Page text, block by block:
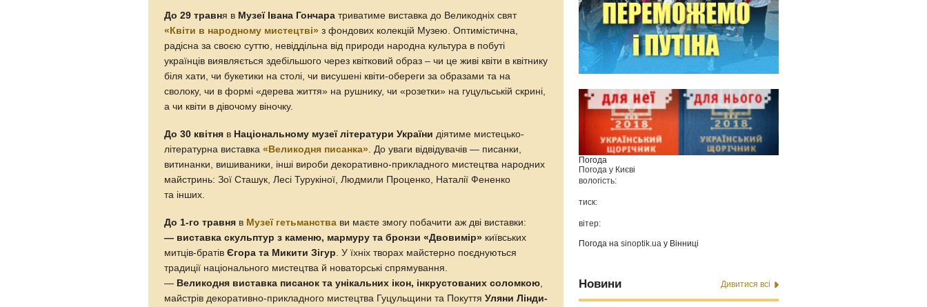
До 29 травня в Музеї Івана Гончара триватиме виставка до Великодніх свят
«Квіти в народному мистецтві» з фондових колекцій Музею. Оптимістична,
радісна за своєю суттю, невіддільна від природи народна культура в побуті
українців виявляється здебільшого через квітковий образ – чи це живі квіти в квітнику
біля хати, чи букетики на столі, чи висушені квіти-обереги за образами та на
сволоку, чи в формі «дерева життя» на рушнику, чи «розетки» на гуцульській скрині,
а чи квіти в дівочому віночку.
До 30 квітня в Національному музеї літератури України діятиме мистецько-
літературна виставка«Великодня писанка» . До уваги відвідувачів — писанки,
витинанки, вишиваники, інші вироби декоративно-прикладного мистецтва народних
майстринь: Зої Сташук, Лесі Турукіної, Людмили Проценко, Наталії Фененко
та інших.
До 1-го травня в Музеї гетьманства ви маєте змогу побачити аж дві виставки:
— виставка скульптур з каменю, мармуру та бронзи «Двовимір» київських
митців-братівЄгора та Микити Зігур . У їхніх творах майстерно поєднуються
традиції національного мистецтва й новаторські спрямування.
— Великодня виставка писанок та унікальних ікон, інкрустованих соломкою
майстрів декоративно-прикладного мистецтва Гуцульщини та ПокуттяУляни Лінди-
Погода
Погода у Києві
вологість:
тиск:
вітер:
Погода наsinoptik.ua у Вінниці
Новини Дивитися всі